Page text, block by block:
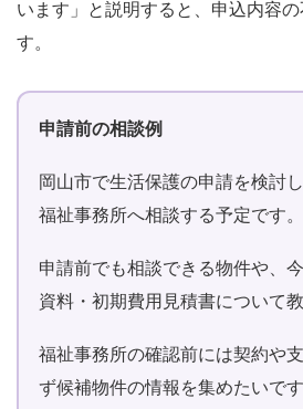
います」と説明すると、申込内容
す。
申請前の相談例
岡山市で生活保護の申請を検討
福祉事務所へ相談する予定です。
申請前でも相談できる物件や、
資料・初期費用見積書について
福祉事務所の確認前には契約や
ず候補物件の情報を集めたいです